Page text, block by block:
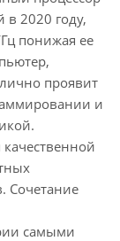
в 2020 году,
понижая ее
проявит
и
Сочетание
самыми